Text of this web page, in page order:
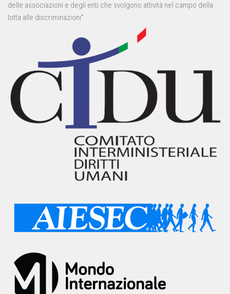
delle associazioni e degli enti che svolgono attività nel campo della
lotta alle discriminazioni”